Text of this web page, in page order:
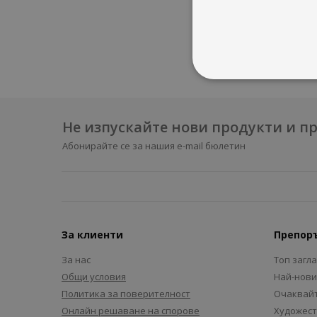
През
Не изпускайте нови продукти и
Абонирайте се за нашия e-mail бюлетин
За клиенти
За нас
Общи условия
Политика за поверителност
Онлайн решаване на спорове
Топ
Най-